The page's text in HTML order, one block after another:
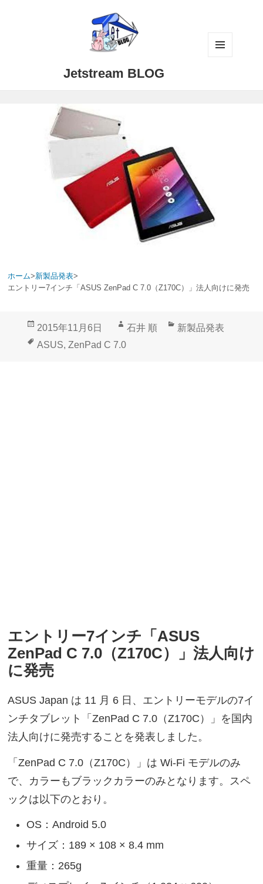
Jetstream BLOG
ホーム>新製品発表>
エントリー7インチ「ASUS ZenPad C 7.0（Z170C）」法人向けに発売
投
稿
2015年11月6日
作
石井 順
カ
新製品発表
タ
ASUS, ZenPad C 7.0
エントリー7インチ「ASUS
ZenPad C 7.0（Z170C）」法人向け
に発売
ASUS Japan は 11 月 6 日、エントリーモデルの7イ
ンチタブレット「ZenPad C 7.0（Z170C）」を国内
法人向けに発売することを発表しました。
「ZenPad C 7.0（Z170C）」は Wi-Fi モデルのみ
で、カラーもブラックカラーのみとなります。スペ
ックは以下のとおり。
OS：Android 5.0
サイズ：189 × 108 × 8.4 mm
重量：265g